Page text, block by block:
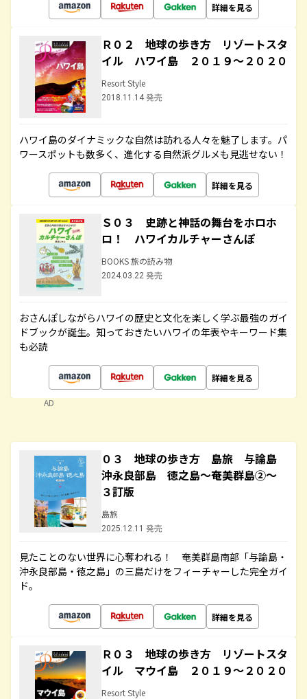
詳細を見る
Ｒ０２ 地球の歩き方 リゾートスタ
イル ハワイ島 ２０１９～２０２０
Resort Style
2018.11.14 発売
ハワイ島のダイナミックな自然は訪れる人々を魅了します。パ
ワースポットも数多く、進化する自然派グルメも見逃せない！
詳細を見る
Ｓ０３ 史跡と神話の舞台をホロホ
ロ！ ハワイカルチャーさんぽ
BOOKS 旅の読み物
2024.03.22 発売
おさんぽしながらハワイの歴史と文化を楽しく学ぶ最強のガイ
ドブックが誕生。知っておきたいハワイの年表やキーワード集
も必読
詳細を見る
AD
０３ 地球の歩き方 島旅 与論島
沖永良部島 徳之島～奄美群島②～
３訂版
島旅
2025.12.11 発売
見たことのない世界に心奪われる！ 奄美群島南部「与論島・
沖永良部島・徳之島」の三島だけをフィーチャーした完全ガイ
ド。
詳細を見る
Ｒ０３ 地球の歩き方 リゾートスタ
イル マウイ島 ２０１９～２０２０
Resort Style